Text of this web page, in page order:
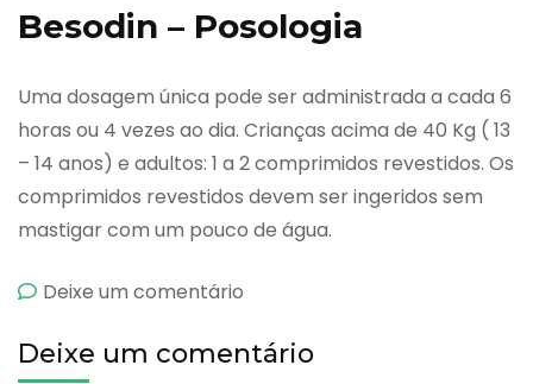
Besodin – Posologia
Uma dosagem única pode ser administrada a cada 6
horas ou 4 vezes ao dia. Crianças acima de 40 Kg ( 13
– 14 anos) e adultos: 1 a 2 comprimidos revestidos. Os
comprimidos revestidos devem ser ingeridos sem
mastigar com um pouco de água.
Deixe um comentário
Deixe um comentário